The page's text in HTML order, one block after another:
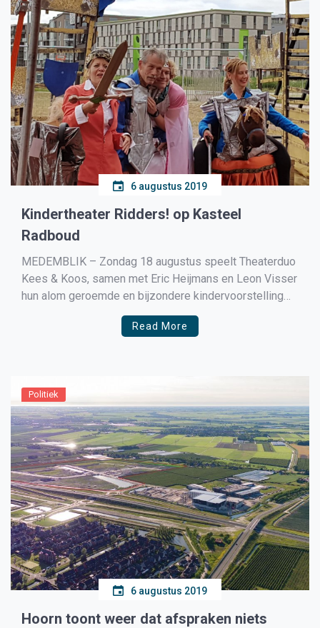
6 augustus 2019
Kindertheater Ridders! op Kasteel
Radboud
MEDEMBLIK – Zondag 18 augustus speelt Theaterduo
Kees & Koos, samen met Eric Heijmans en Leon Visser
hun alom geroemde en bijzondere kindervoorstelling
“Ridders!” op Kasteel Radboud.
Read More
Politiek
6 augustus 2019
Hoorn toont weer dat afspraken niets